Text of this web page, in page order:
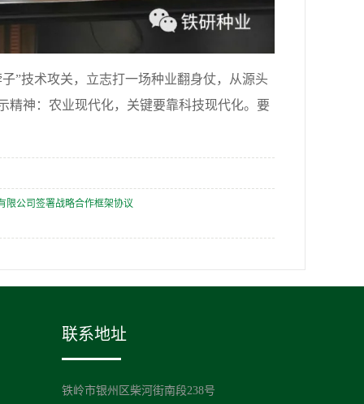
”技术攻关，立志打一场种业翻身仗，从源头
精神：农业现代化，关键要靠科技现代化。要
限公司签署战略合作框架协议
联系地址
铁岭市银州区柴河街南段238号